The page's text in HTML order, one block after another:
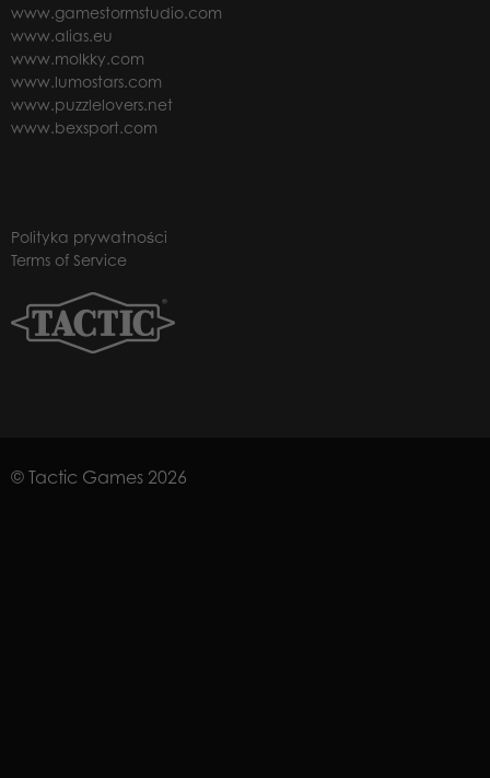
www.gamestormstudio.com
www.alias.eu
www.molkky.com
www.lumostars.com
www.puzzlelovers.net
www.bexsport.com
Polityka prywatności
Terms of Service
© Tactic Games 2026